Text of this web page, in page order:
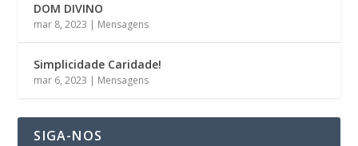
DOM DIVINO
mar 8, 2023 | Mensagens
Simplicidade Caridade!
mar 6, 2023 | Mensagens
SIGA-NOS